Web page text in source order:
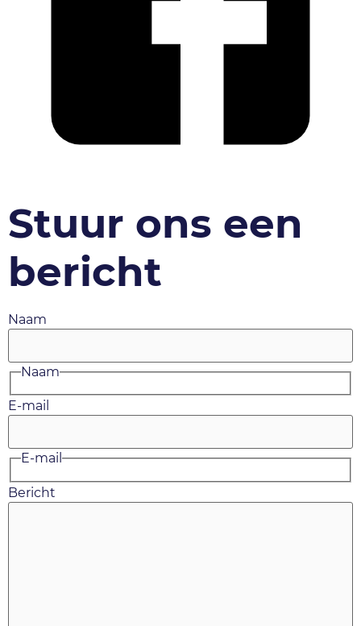
Stuur ons een
bericht
Naam
Naam
E-mail
E-mail
Bericht